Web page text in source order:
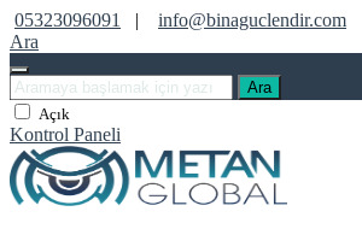
05323096091 |
info@binaguclendir.com
Ara
Ara
Açık
Kontrol Paneli